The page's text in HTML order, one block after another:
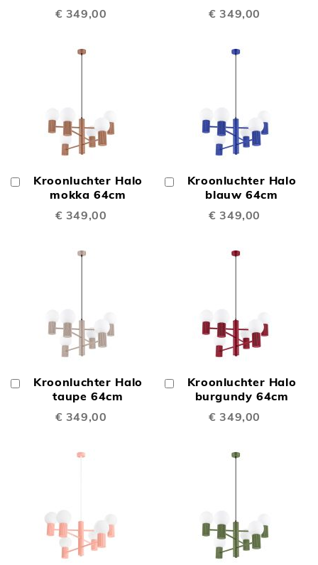
€ 349,00 € 349,00
Kroonluchter Halo
mokka 64cm
€ 349,00
Winkelwagen
Kroonluchter Halo
blauw 64cm
€ 349,00
Winkelwagen
Kroonluchter Halo
taupe 64cm
€ 349,00
Winkelwagen
Kroonluchter Halo
burgundy 64cm
€ 349,00
Winkelwagen